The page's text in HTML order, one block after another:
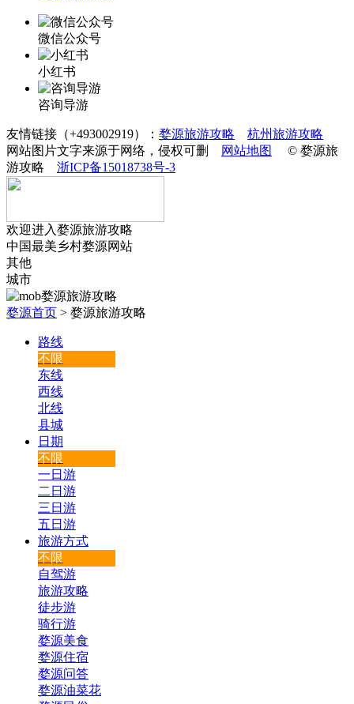
微信公众号
小红书
咨询导游
友情链接（+493002919）： 婺源旅游攻略
杭州旅游攻略
网站图片文字来源于网络，侵权可删
网站地图
© 婺源旅
游攻略 浙ICP备15018738号-3
欢迎进入婺源旅游攻略
中国最美乡村婺源网站
其他
城市
婺源首页 > 婺源旅游攻略
路线
不限
东线
西线
北线
县城
日期
不限
一日游
二日游
三日游
五日游
旅游方式
不限
自驾游
旅游攻略
徒步游
骑行游
婺源美食
婺源住宿
婺源问答
婺源油菜花